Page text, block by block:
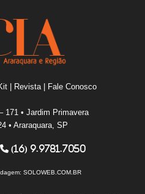
| Revista| Fale Conosco
171 • Jardim Primavera
• Araraquara, SP
(16) 9.9781.7050
SOLOWEB.COM.BR